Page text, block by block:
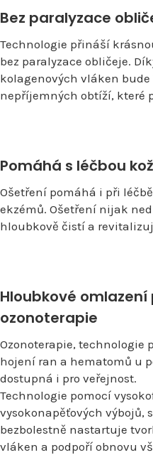
Bez paralyzace
Technologie přináší
bez paralyzace obličeje.
kolagenových vláken
nepříjemných obtíží, které
Pomáhá s léčbou
Ošetření pomáhá i při
ekzémů. Ošetření nijak
hloubkově čistí a
Hloubkové
ozonoterapie
Ozonoterapie, technologie
hojení ran a hematomů u
dostupná i pro veřejnost.
Technologie pomocí
vysokonapěťových výbojů,
bezbolestně nastartuje
vláken a podpoří obnovu